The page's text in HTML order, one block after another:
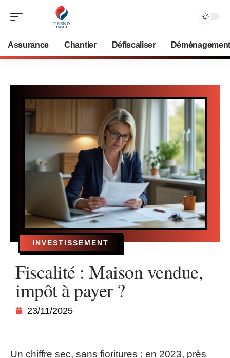
Assurance Chantier Défiscaliser Déménagement
INVESTISSEMENT
Fiscalité : Maison vendue,
impôt à payer ?
23/11/2025
Un chiffre sec, sans fioritures : en 2023, près